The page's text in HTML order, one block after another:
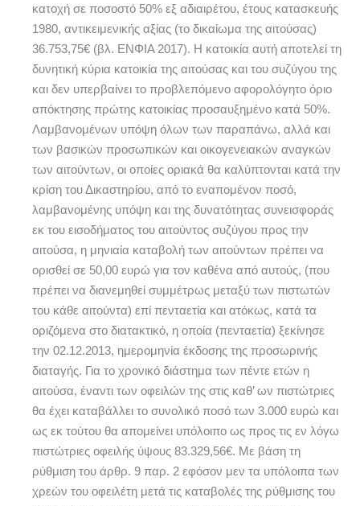
κατοχή σε ποσοστό 50% εξ αδιαιρέτου, έτους κατασκευής
1980, αντικειμενικής αξίας (το δικαίωμα της αιτούσας)
36.753,75€ (βλ. ΕΝΦΙΑ 2017). Η κατοικία αυτή αποτελεί τη
δυνητική κύρια κατοικία της αιτούσας και του συζύγου της
και δεν υπερβαίνει το προβλεπόμενο αφορολόγητο όριο
απόκτησης πρώτης κατοικίας προσαυξημένο κατά 50%.
Λαμβανομένων υπόψη όλων των παραπάνω, αλλά και
των βασικών προσωπικών και οικογενειακών αναγκών
των αιτούντων, οι οποίες οριακά θα καλύπτονται κατά την
κρίση του Δικαστηρίου, από το εναπομένον ποσό,
λαμβανομένης υπόψη και της δυνατότητας συνεισφοράς
εκ του εισοδήματος του αιτούντος συζύγου προς την
αιτούσα, η μηνιαία καταβολή των αιτούντων πρέπει να
ορισθεί σε 50,00 ευρώ για τον καθένα από αυτούς, (που
πρέπει να διανεμηθεί συμμέτρως μεταξύ των πιστωτών
του κάθε αιτούντα) επί πενταετία και ατόκως, κατά τα
οριζόμενα στο διατακτικό, η οποία (πενταετία) ξεκίνησε
την 02.12.2013, ημερομηνία έκδοσης της προσωρινής
διαταγής. Για το χρονικό διάστημα των πέντε ετών η
αιτούσα, έναντι των οφειλών της στις καθ’ ων πιστώτριες
θα έχει καταβάλλει το συνολικό ποσό των 3.000 ευρώ και
ως εκ τούτου θα απομείνει υπόλοιπο ως προς τις εν λόγω
πιστώτριες οφειλής ύψους 83.329,56€. Με βάση τη
ρύθμιση του άρθρ. 9 παρ. 2 εφόσον μεν τα υπόλοιπα των
χρεών του οφειλέτη μετά τις καταβολές της ρύθμισης του